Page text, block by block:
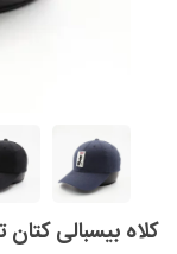
کلاه بیسبالی کتان